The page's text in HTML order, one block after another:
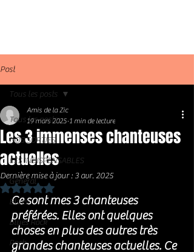
Post
Tous les posts
NOS SORTIES
LES INDISPENSABLES
Général
Blues
Blues Rock
Rock
Tous les posts
Les 3 immenses chanteuses
actuelles
Amis de la Zic
19 mars 2025 1 min de lecture
Dernière mise à jour :3 avr. 2025
Noté NaN étoiles sur 5.
Ce sont mes 3 chanteuses
préférées. Elles ont quelques
choses en plus des autres très
grandes chanteuses actuelles. Ce